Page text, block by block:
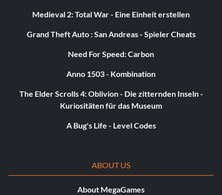
Belohnung: 15 Punkte
Zielsetzung: Erreichen von Fahrerstufe 5
Straßenrennfahrer
Belohnung: 15 Punkte
Medieval 2: Total War - Eine Einheit erstellen
Grand Theft Auto : San Andreas - Spieler Cheats
Need For Speed: Carbon
Anno 1503 - Kombination
The Elder Scrolls 4: Oblivion - Die zitternden Inseln -
Kuriositäten für das Museum
A Bug's Life - Level Codes
ABOUT US
About MegaGames